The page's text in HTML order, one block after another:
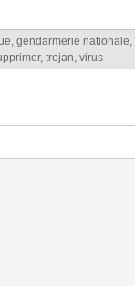
, gendarmerie nationale,
, trojan, virus